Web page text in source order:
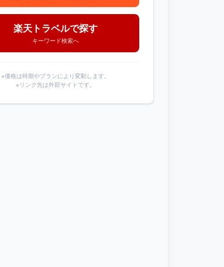
楽天トラベルで探す
キーワード検索へ
※価格は時期やプランにより変動します。
※リンク先は外部サイトです。